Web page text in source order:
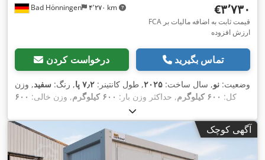
Bad Hönningen ۴٬۲۷۰ km ‎€۳٬۷۳۰
FCA قیمت ثابت به اضافه مالیات بر
ارزش افزوده
درخواست کردن تماس بگیرید
وضعیت: نو, سال ساخت: ۲۰۲۵, طول کانتینر: ۷٫۲ پا , رنگ: سفید, وزن
کل: ۶۰۰ کیلوگرم , حداکثر وزن بار: ۶۰۰ کیلوگرم , وزن خالی: ۶۰۰
۶٫۶ متر مکعب
۱٬۲۰۰ میلی‌متر
, طول فضای بارگیری:۲٬۴۰۰ میلی‌متر
, ارتفاع فضای
بارگیری:۲٬۵۰۰ میلی‌متر
, شماره دستگاه/وسیله نقلیه:
Sanitärcontainer WC-WC
, تجهیزات:حمام, دوش
آگهی کوچک